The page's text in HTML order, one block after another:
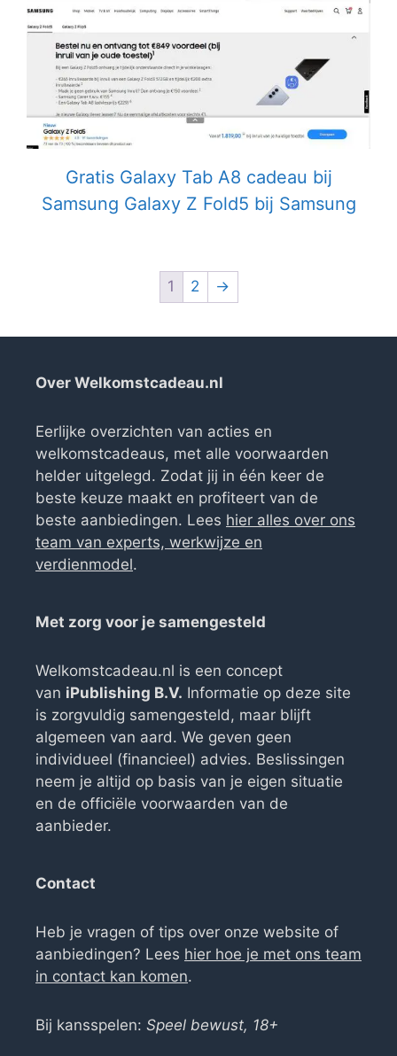
Gratis Galaxy Tab A8 cadeau bij
Samsung Galaxy Z Fold5 bij Samsung
1 2 →
Over Welkomstcadeau.nl
Eerlijke overzichten van acties en
welkomstcadeaus, met alle voorwaarden
helder uitgelegd. Zodat jij in één keer de
beste keuze maakt en profiteert van de
beste aanbiedingen. Lees hier alles over ons
team van experts, werkwijze en
verdienmodel.
Met zorg voor je samengesteld
Welkomstcadeau.nl is een concept
van iPublishing B.V. Informatie op deze site
is zorgvuldig samengesteld, maar blijft
algemeen van aard. We geven geen
individueel (financieel) advies. Beslissingen
neem je altijd op basis van je eigen situatie
en de officiële voorwaarden van de
aanbieder.
Contact
Heb je vragen of tips over onze website of
aanbiedingen? Lees hier hoe je met ons team
in contact kan komen.
Bij kansspelen: Speel bewust, 18+